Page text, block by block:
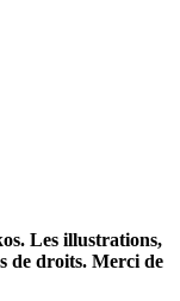
Les illustrations,
de droits. Merci de